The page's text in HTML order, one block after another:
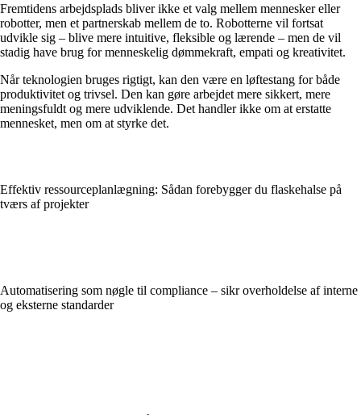
Fremtidens arbejdsplads bliver ikke et valg mellem mennesker eller
robotter, men et partnerskab mellem de to. Robotterne vil fortsat
udvikle sig – blive mere intuitive, fleksible og lærende – men de vil
stadig have brug for menneskelig dømmekraft, empati og kreativitet.
Når teknologien bruges rigtigt, kan den være en løftestang for både
produktivitet og trivsel. Den kan gøre arbejdet mere sikkert, mere
meningsfuldt og mere udviklende. Det handler ikke om at erstatte
mennesket, men om at styrke det.
Effektiv ressourceplanlægning: Sådan forebygger du flaskehalse på
tværs af projekter
Automatisering som nøgle til compliance – sikr overholdelse af interne
og eksterne standarder